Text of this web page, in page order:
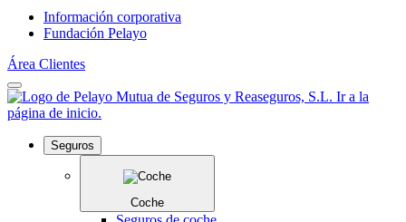
Información corporativa
Fundación Pelayo
Área Clientes
Seguros
Coche